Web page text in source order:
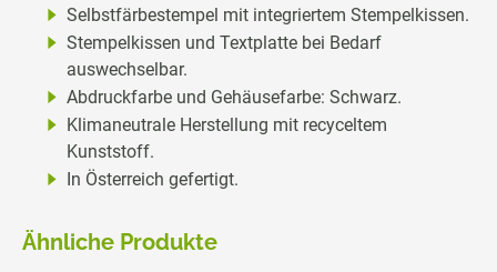
Selbstfärbestempel mit integriertem Stempelkissen.
Stempelkissen und Textplatte bei Bedarf
auswechselbar.
Abdruckfarbe und Gehäusefarbe: Schwarz.
Klimaneutrale Herstellung mit recyceltem
Kunststoff.
In Österreich gefertigt.
Ähnliche Produkte